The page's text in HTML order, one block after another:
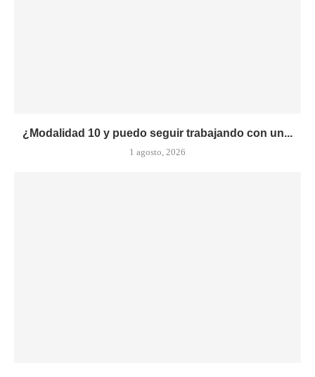
¿Modalidad 10 y puedo seguir trabajando con un...
1 agosto, 2026